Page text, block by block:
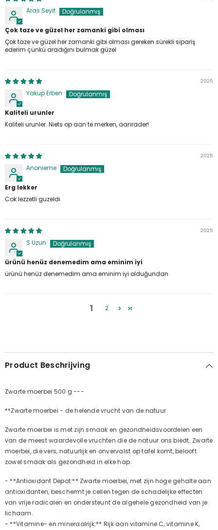
Aras Seyit
Çok taze ve güzel her zamanki gibi olması
Çok taze ve güzel her zamanki gibi olması gereken sürekli sipariş
ederim çünkü aradığını bulmak güzel
2025
Yakup Erben
Kaliteli urunler
Kaliteli urunler. Niets op aan te merken, aanrader!
2025
Anonieme
Erg lekker
Cok lezzetli guzeldı
2025
S Uzun
ürünü henüz denemedim ama eminim iyi
ürünü henüz denemedim ama eminim iyi olduğundan
1 2
Product Beschrijving
Zwarte moerbei 500 g ---
**Zwarte moerbei - de helende vrucht van de natuur
Zwarte moerbei is met zijn smaak en gezondheidsvoordelen een
van de meest waardevolle vruchten die de natuur ons biedt. Zwarte
moerbei, die vers, natuurlijk en onvervalst op tafel komt, belooft
zowel smaak als gezondheid in elke hap.
- **Antioxidant Depot:** Zwarte moerbei, met zijn hoge gehalte aan
antioxidanten, beschermt je cellen tegen de schadelijke effecten
van vrije radicalen en ondersteunt de algehele gezondheid van je
lichaam.
- **Vitamine- en mineraalrijk:** Rijk aan vitamine C, vitamine K,